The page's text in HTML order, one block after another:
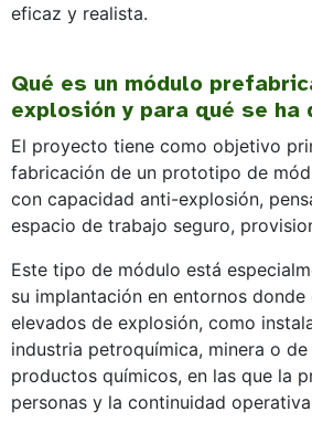
eficaz y realista.
Qué es un módulo
explosión y para qué se ha
El proyecto tiene como objetivo
fabricación de un prototipo de
con capacidad anti-explosión,
espacio de trabajo seguro,
Este tipo de módulo está
su implantación en entornos
elevados de explosión, como
industria petroquímica, minera o
productos químicos, en las que la
personas y la continuidad